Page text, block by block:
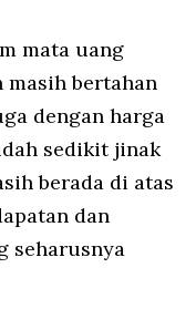
mata uang
masih bertahan
dengan harga
sedikit jinak
berada di atas
dan
seharusnya